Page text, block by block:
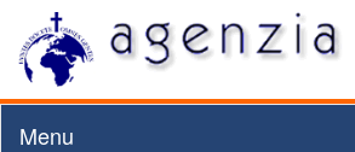
Menu